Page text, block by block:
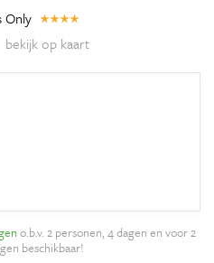
Only
bekijk op kaart
o.b.v. 2 personen, 4 dagen en voor 2
beschikbaar!